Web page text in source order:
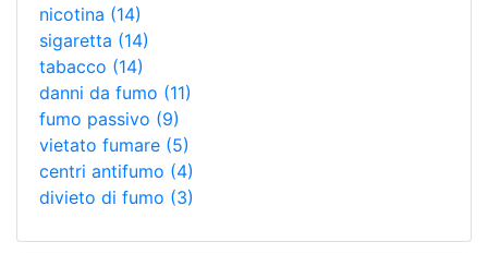
nicotina (14)
sigaretta (14)
tabacco (14)
danni da fumo (11)
fumo passivo (9)
vietato fumare (5)
centri antifumo (4)
divieto di fumo (3)